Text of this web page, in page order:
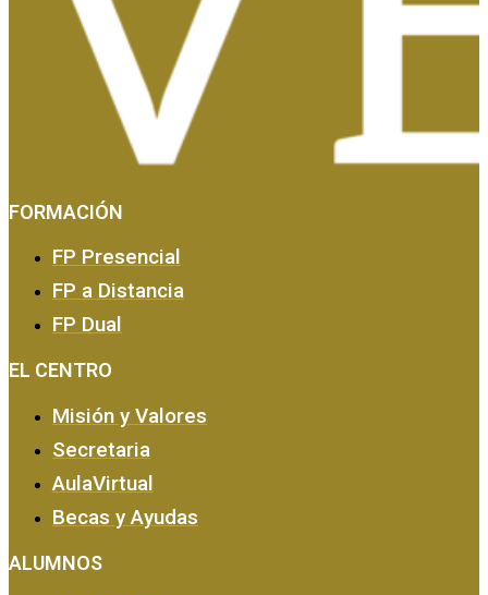
FORMACIÓN
FP Presencial
FP a Distancia
FP Dual
EL CENTRO
Misión y Valores
Secretaria
AulaVirtual
Becas y Ayudas
ALUMNOS